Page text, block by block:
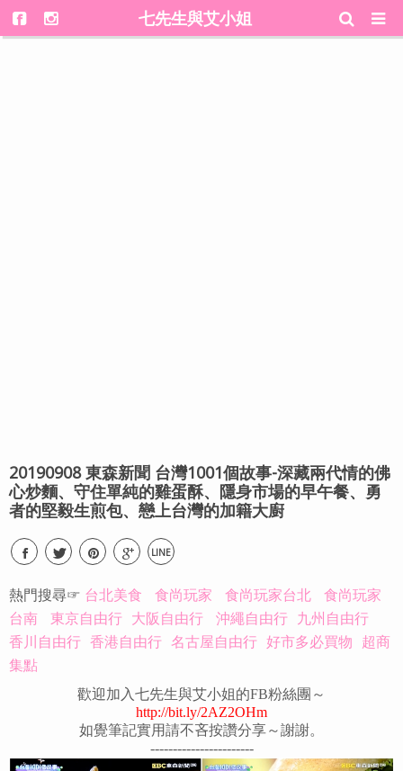
七先生與艾小姐
20190908 東森新聞 台灣1001個故事-深藏兩代情的佛
心炒麵、守住單純的雞蛋酥、隱身市場的早午餐、勇
者的堅毅生煎包、戀上台灣的加籍大廚
LINE
熱門搜尋☞ 台北美食 食尚玩家 食尚玩家台北
食尚玩家
台南
東京自由行 大阪自由行 沖繩自由行 九州自由行
香川自由行 香港自由行 名古屋自由行 好市多必買物 超商
集點
歡迎加入七先生與艾小姐的FB粉絲團～
http://bit.ly/2AZ2OHm
如覺筆記實用請不吝按讚分享～謝謝。
-----------------------